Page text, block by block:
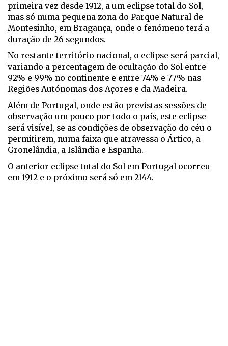
primeira vez desde 1912, a um eclipse total do Sol,
mas só numa pequena zona do Parque Natural de
Montesinho, em Bragança, onde o fenómeno terá a
duração de 26 segundos.
No restante território nacional, o eclipse será parcial,
variando a percentagem de ocultação do Sol entre
92% e 99% no continente e entre 74% e 77% nas
Regiões Autónomas dos Açores e da Madeira.
Além de Portugal, onde estão previstas sessões de
observação um pouco por todo o país, este eclipse
será visível, se as condições de observação do céu o
permitirem, numa faixa que atravessa o Ártico, a
Gronelândia, a Islândia e Espanha.
O anterior eclipse total do Sol em Portugal ocorreu
em 1912 e o próximo será só em 2144.